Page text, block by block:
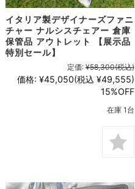
イタリア製デザイナーズファニ
チャー ナルシスチェアー 倉庫
保管品 アウトレット 【展示品
特別セール】
定価: ¥58,300(税込)
価格: ¥45,050(税込 ¥49,555)
15%OFF
在庫 1台